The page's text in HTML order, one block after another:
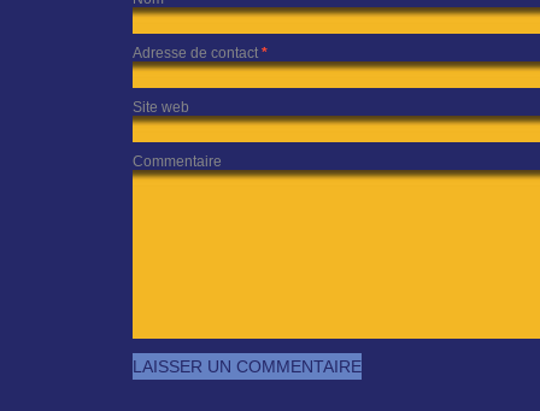
Adresse de contact *
Site web
Commentaire